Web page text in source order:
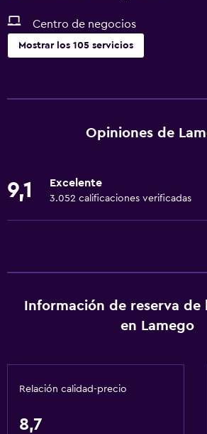
Centro de negocios
Mostrar los 105 servicios
Dispositivo hotspot móvil
Calefacción
Champú
Piscina y spa
Opiniones de
9,1 Excelente
3.052 calificaciones verificadas
Información de reserva de
en Lamego
Relación calidad-precio
8,7